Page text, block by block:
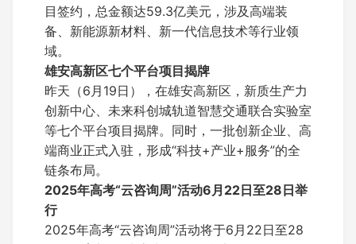
目签约，总金额达59.3亿美元，涉及高端装
备、新能源新材料、新一代信息技术等行业领
域。
雄安高新区七个平台项目揭牌
昨天（6月19日），在雄安高新区，新质生产力
创新中心、未来科创城轨道智慧交通联合实验室
等七个平台项目揭牌。同时，一批创新企业、高
端商业正式入驻，形成“科技+产业+服务”的全
链条布局。
2025年高考“云咨询周”活动6月22日至28日举
行
2025年高考“云咨询周”活动将于6月22日至28